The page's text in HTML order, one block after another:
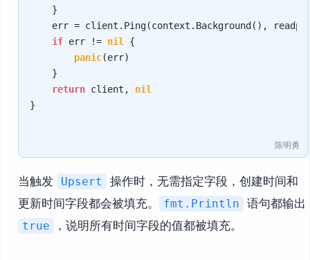
    }
err = client.Ping(context.Background(),
if err != nil
{
panic(err)
    }
return client, nil
}
陈明勇
当触发 Upsert
操作时，无需指定字段，创建时间和
更新时间字段都会被填充。
fmt.Println 语句都输出
true ，说明所有时间字段的值都被填充。